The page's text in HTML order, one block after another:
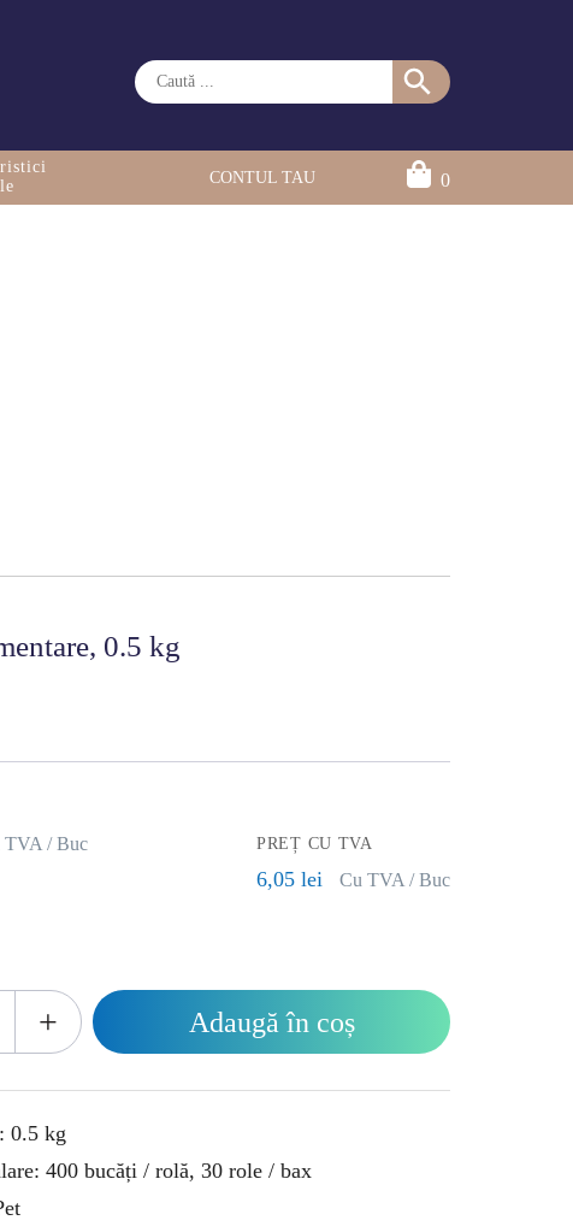
CONTUL TAU 0
0.5 kg
TVA / Buc PREȚ CU TVA
6,05 lei Cu TVA / Buc
+ Adaugă în coș
0.5 kg
400 bucăți / rolă, 30 role / bax